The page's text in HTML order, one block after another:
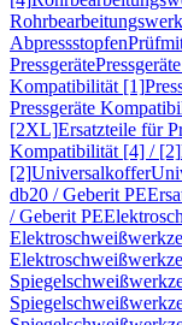
Abpressstopfen
Pressgeräte
Kompatibilität [1]
Pressgeräte
[2XL]Ersatzteile für
Kompatibilität [4] / [2]
[2]Universalkoffer
db20 / Geberit PE
/ Geberit PE